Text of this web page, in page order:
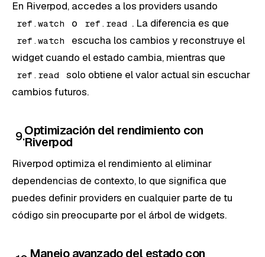
En Riverpod, accedes a los providers usando
ref.watch o ref.read . La diferencia es que
ref.watch
escucha los cambios y reconstruye el
widget cuando el estado cambia, mientras que
ref.read
solo obtiene el valor actual sin escuchar
cambios futuros.
9.Optimización del rendimiento con
Riverpod
Riverpod optimiza el rendimiento al eliminar
dependencias de contexto, lo que significa que
puedes definir providers en cualquier parte de tu
código sin preocuparte por el árbol de widgets.
Manejo avanzado del estado con